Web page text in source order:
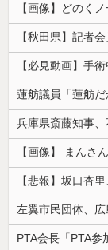
【画像】どのく
兵庫県斎藤知事
【悲報】坂口杏